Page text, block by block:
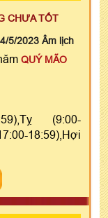
CHƯA TỐT
4/5/2023 Âm lịch
QUÝ MÃO
(9:00-
18:59),Hợi